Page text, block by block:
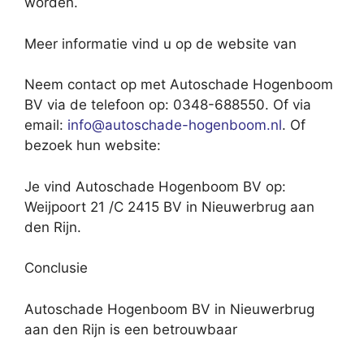
Meer informatie vind u op de website van
Neem contact op met Autoschade Hogenboom
BV via de telefoon op: 0348-688550. Of via
email: info@autoschade-hogenboom.nl. Of
bezoek hun website:
Je vind Autoschade Hogenboom BV op:
Weijpoort 21 /C 2415 BV in Nieuwerbrug aan
den Rijn.
Conclusie
Autoschade Hogenboom BV in Nieuwerbrug
aan den Rijn is een betrouwbaar